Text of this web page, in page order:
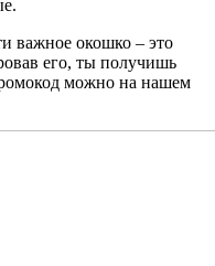
важное окошко – это
его, ты получишь
можно на нашем